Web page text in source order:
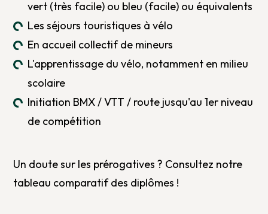
vert (très facile) ou bleu (facile) ou équivalents
Les séjours touristiques à vélo
En accueil collectif de mineurs
L'apprentissage du vélo, notamment en milieu
scolaire
Initiation BMX / VTT / route jusqu'au 1er niveau
de compétition
Un doute sur les prérogatives ? Consultez notre
tableau comparatif des diplômes !